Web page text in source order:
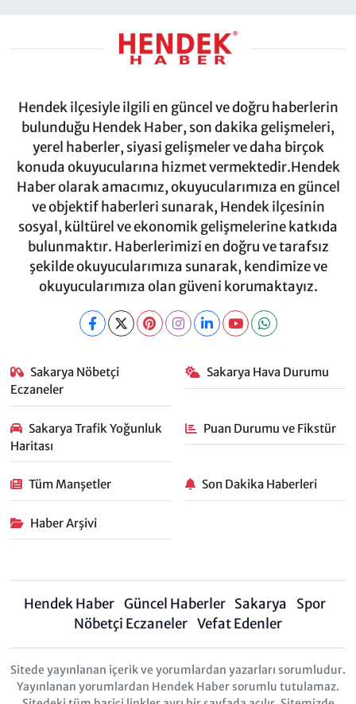
Hendek ilçesiyle ilgili en güncel ve doğru haberlerin
bulunduğu Hendek Haber, son dakika gelişmeleri,
yerel haberler, siyasi gelişmeler ve daha birçok
konuda okuyucularına hizmet vermektedir.Hendek
Haber olarak amacımız, okuyucularımıza en güncel
ve objektif haberleri sunarak, Hendek ilçesinin
sosyal, kültürel ve ekonomik gelişmelerine katkıda
bulunmaktır. Haberlerimizi en doğru ve tarafsız
şekilde okuyucularımıza sunarak, kendimize ve
okuyucularımıza olan güveni korumaktayız.
Sakarya Nöbetçi
Eczaneler
Sakarya Hava Durumu
Sakarya Trafik Yoğunluk
Haritası
Puan Durumu ve Fikstür
Tüm Manşetler Son Dakika Haberleri
Haber Arşivi
Hendek Haber Güncel Haberler Sakarya
Spor
Nöbetçi Eczaneler Vefat Edenler
Sitede yayınlanan içerik ve yorumlardan yazarları sorumludur.
Yayınlanan yorumlardan Hendek Haber sorumlu tutulamaz.